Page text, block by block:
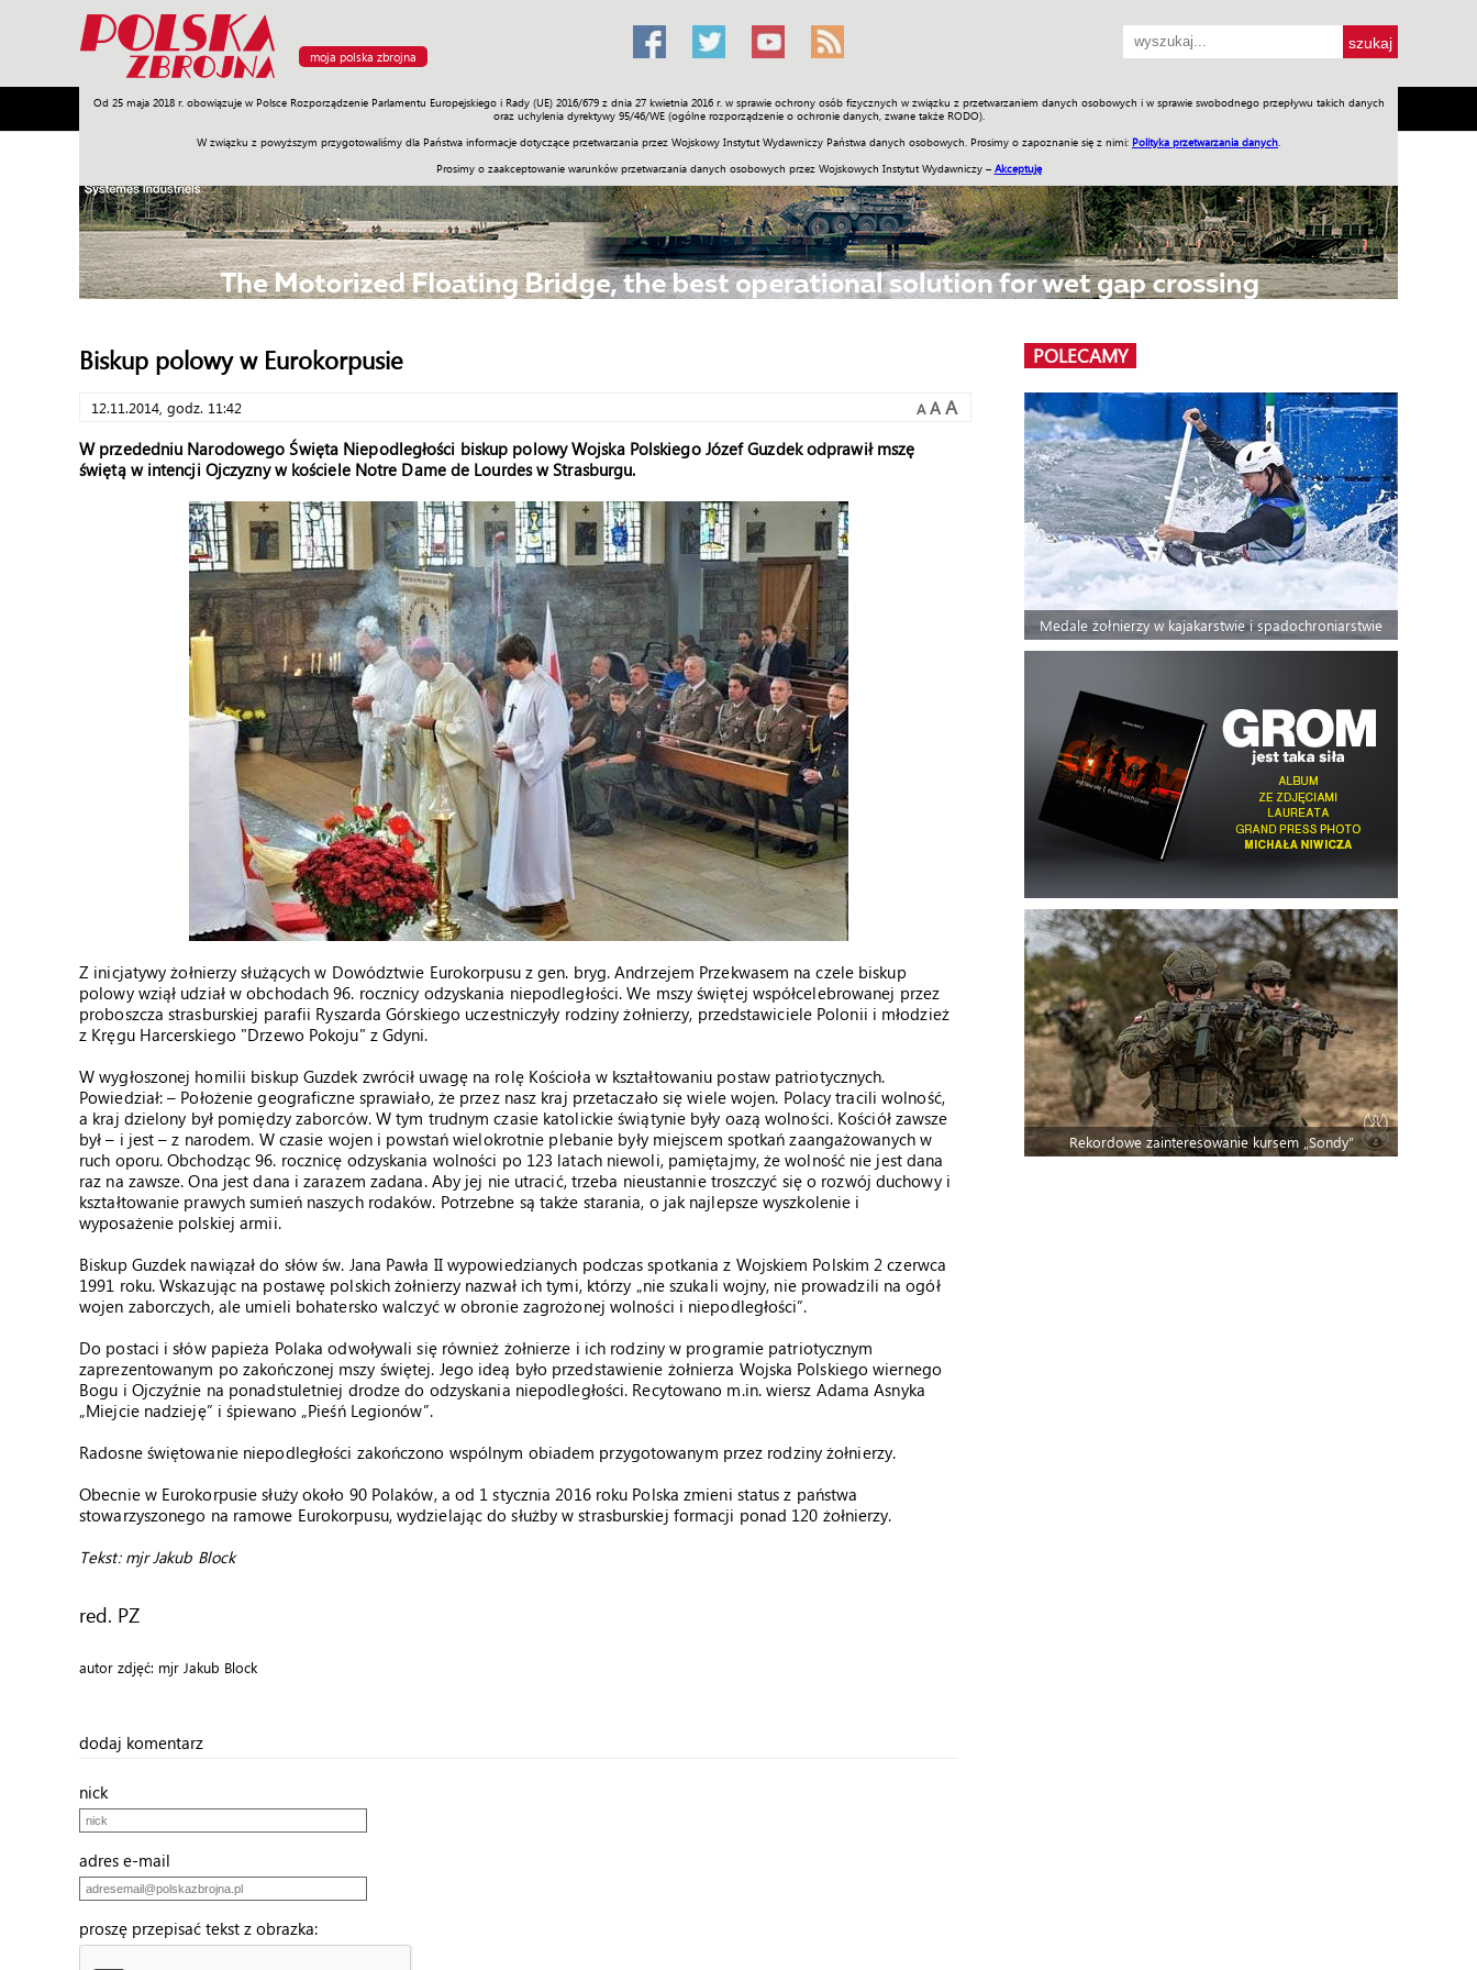
moja polska zbrojna
Od 25 maja 2018 r. obowiązuje w Polsce Rozporządzenie Parlamentu Europejskiego i Rady (UE) 2016/679 z dnia 27 kwietnia 2016 r. w sprawie ochrony osób fizycznych w związku z przetwarzaniem danych osobowych i w sprawie swobodnego przepływu takich danych
oraz uchylenia dyrektywy 95/46/WE (ogólne rozporządzenie o ochronie danych, zwane także RODO).
W związku z powyższym przygotowaliśmy dla Państwa informacje dotyczące przetwarzania przez Wojskowy Instytut Wydawniczy Państwa danych osobowych. Prosimy o zapoznanie się z nimi: Polityka przetwarzania danych
Prosimy o zaakceptowanie warunków przetwarzania danych osobowych przez Wojskowych Instytut Wydawniczy – Akceptuję
Armia Poligon Sprzęt Misje Polityka Prawo Świat Społeczność Sport Historia Galerie Wideo ENGLISH SKLEP Jednodniówki Praca w WIW
Biskup polowy w Eurokorpusie
12.11.2014, godz. 11:42 A A A
W przededniu Narodowego Święta Niepodległości biskup polowy Wojska Polskiego Józef Guzdek odprawił mszę
świętą w intencji Ojczyzny w kościele Notre Dame de Lourdes w Strasburgu.
Z inicjatywy żołnierzy służących w Dowództwie Eurokorpusu z gen. bryg. Andrzejem Przekwasem na czele biskup
polowy wziął udział w obchodach 96. rocznicy odzyskania niepodległości. We mszy świętej współcelebrowanej przez
proboszcza strasburskiej parafii Ryszarda Górskiego uczestniczyły rodziny żołnierzy, przedstawiciele Polonii i młodzież
z Kręgu Harcerskiego "Drzewo Pokoju" z Gdyni.
W wygłoszonej homilii biskup Guzdek zwrócił uwagę na rolę Kościoła w kształtowaniu postaw patriotycznych.
Powiedział: – Położenie geograficzne sprawiało, że przez nasz kraj przetaczało się wiele wojen. Polacy tracili wolność,
a kraj dzielony był pomiędzy zaborców. W tym trudnym czasie katolickie świątynie były oazą wolności. Kościół zawsze
był – i jest – z narodem. W czasie wojen i powstań wielokrotnie plebanie były miejscem spotkań zaangażowanych w
ruch oporu. Obchodząc 96. rocznicę odzyskania wolności po 123 latach niewoli, pamiętajmy, że wolność nie jest dana
raz na zawsze. Ona jest dana i zarazem zadana. Aby jej nie utracić, trzeba nieustannie troszczyć się o rozwój duchowy i
kształtowanie prawych sumień naszych rodaków. Potrzebne są także starania, o jak najlepsze wyszkolenie i
wyposażenie polskiej armii.
Biskup Guzdek nawiązał do słów św. Jana Pawła II wypowiedzianych podczas spotkania z Wojskiem Polskim 2 czerwca
1991 roku. Wskazując na postawę polskich żołnierzy nazwał ich tymi, którzy „nie szukali wojny, nie prowadzili na ogół
wojen zaborczych, ale umieli bohatersko walczyć w obronie zagrożonej wolności i niepodległości”.
Do postaci i słów papieża Polaka odwoływali się również żołnierze i ich rodziny w programie patriotycznym
zaprezentowanym po zakończonej mszy świętej. Jego ideą było przedstawienie żołnierza Wojska Polskiego wiernego
Bogu i Ojczyźnie na ponadstuletniej drodze do odzyskania niepodległości. Recytowano m.in. wiersz Adama Asnyka
„Miejcie nadzieję” i śpiewano „Pieśń Legionów”.
Radosne świętowanie niepodległości zakończono wspólnym obiadem przygotowanym przez rodziny żołnierzy.
Obecnie w Eurokorpusie służy około 90 Polaków, a od 1 stycznia 2016 roku Polska zmieni status z państwa
stowarzyszonego na ramowe Eurokorpusu, wydzielając do służby w strasburskiej formacji ponad 120 żołnierzy.
Tekst: mjr Jakub Block
red. PZ
autor zdjęć: mjr Jakub Block
dodaj komentarz
nick
adres e-mail
proszę przepisać tekst z obrazka:
POLECAMY
Medale żołnierzy w kajakarstwie i spadochroniarstwie
Rekordowe zainteresowanie kursem „Sondy”